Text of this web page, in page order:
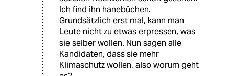
Ich find ihn hanebüchen.
Grundsätzlich erst mal, kann man
Leute nicht zu etwas erpressen, was
sie selber wollen. Nun sagen alle
Kandidaten, dass sie mehr
Klimaschutz wollen, also worum geht